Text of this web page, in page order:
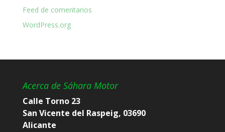
Feed de comentarios
WordPress.org
Acerca de Sáhara Motor
Calle Torno 23
San Vicente del Raspeig, 03690
Alicante